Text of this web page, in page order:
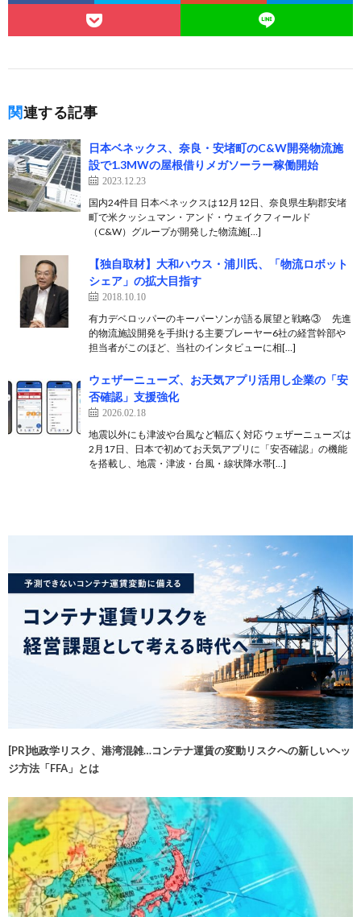
関連する記事
日本ベネックス、奈良・安堵町のC&W開発物流施
設で1.3MWの屋根借りメガソーラー稼働開始
2023.12.23
国内24件目 日本ベネックスは12月12日、奈良県生駒郡安堵
町で米クッシュマン・アンド・ウェイクフィールド
（C&W）グループが開発した物流施[…]
【独自取材】大和ハウス・浦川氏、「物流ロボット
シェア」の拡大目指す
2018.10.10
有力デベロッパーのキーパーソンが語る展望と戦略③ 先進
的物流施設開発を手掛ける主要プレーヤー6社の経営幹部や
担当者がこのほど、当社のインタビューに相[…]
ウェザーニューズ、お天気アプリ活用し企業の「安
否確認」支援強化
2026.02.18
地震以外にも津波や台風など幅広く対応 ウェザーニューズは
2月17日、日本で初めてお天気アプリに「安否確認」の機能
を搭載し、地震・津波・台風・線状降水帯[…]
[PR]地政学リスク、港湾混雑…コンテナ運賃の変動リスクへの新しいヘッ
ジ方法「FFA」とは